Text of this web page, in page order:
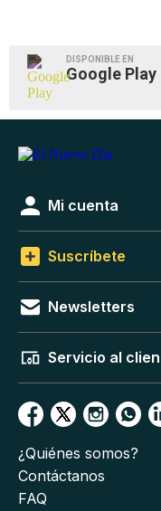
DISPONIBLE EN
Google Play
Mi cuenta
Suscríbete
Newsletters
Servicio al
¿Quiénes somos?
Contáctanos
FAQ